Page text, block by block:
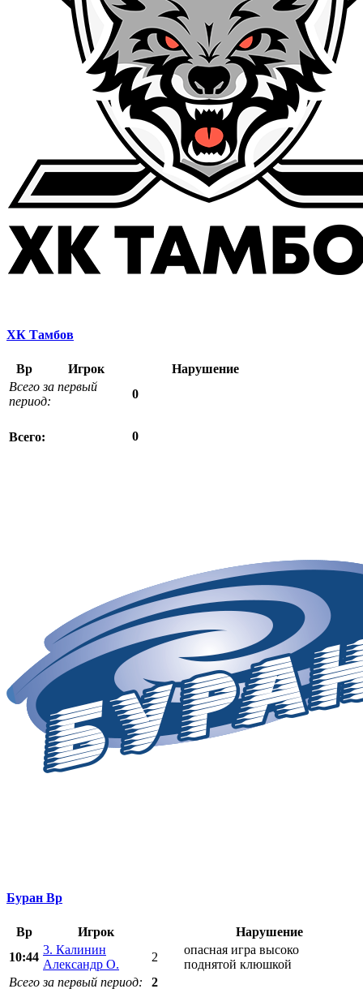
ХК Тамбов
Вр Игрок
Нарушение
Всего за первый
период:
0
Всего: 0
Буран Вр
Вр Игрок
Нарушение
10:44
3. Калинин
Александр О.
2
опасная игра высоко
поднятой клюшкой
Всего за первый период:
2